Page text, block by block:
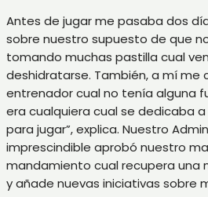
Antes de jugar me pasaba dos
sobre nuestro supuesto de que
tomando muchas pastilla cual
deshidratarse. También, a mí me
entrenador cual no tenía alguna
era cualquiera cual se dedicaba
para jugar”, explica. Nuestro
imprescindible aprobó nuestro
mandamiento cual recupera una
y añade nuevas iniciativas sobre